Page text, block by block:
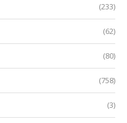
(233)
(62)
(80)
(758)
(3)